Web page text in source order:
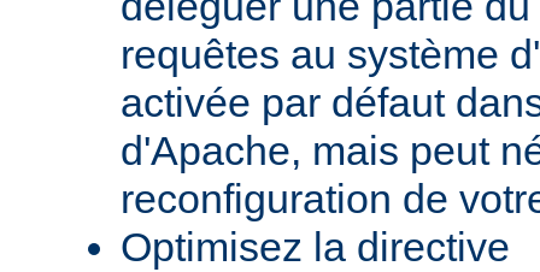
requêtes au système
activée par défaut
d'Apache, mais peut
reconfiguration de
Optimisez la directive